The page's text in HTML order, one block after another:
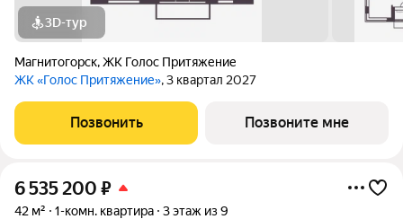
3D-тур
Магнитогорск,ЖК Голос Притяжение
ЖК «Голос Притяжение», 3 квартал 2027
Позвонить Позвоните мне
6 535 200 ₽
42 м² 1-комн. квартира 3 этаж из 9